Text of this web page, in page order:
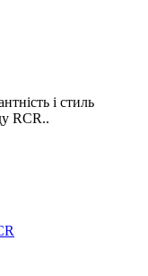
і стиль
RCR..